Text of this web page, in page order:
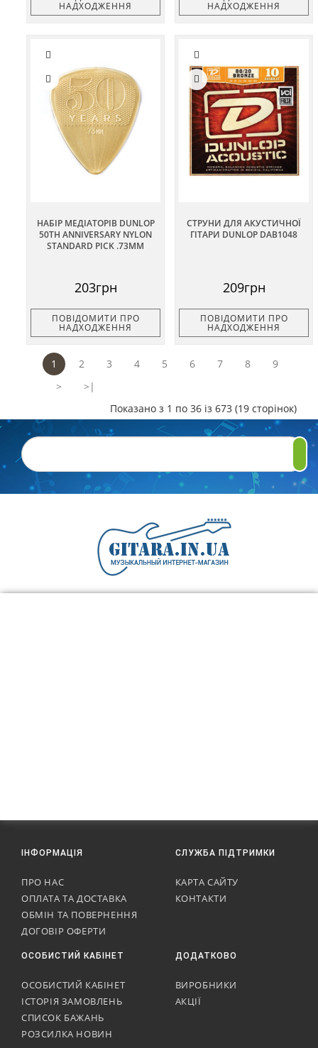
НАДХОДЖЕННЯ НАДХОДЖЕННЯ
НАБІР МЕДІАТОРІВ DUNLOP
50TH ANNIVERSARY NYLON
STANDARD PICK .73MM
203грн
ПОВІДОМИТИ ПРО
НАДХОДЖЕННЯ
СТРУНИ ДЛЯ АКУСТИЧНОЇ
ГІТАРИ DUNLOP DAB1048
209грн
ПОВІДОМИТИ ПРО
НАДХОДЖЕННЯ
1 2 3 4 5 6 7 8
9
>
>|
Показано з 1 по 36 із 673 (19 сторінок)
ІНФОРМАЦІЯ
ПРО НАС
ОПЛАТА ТА ДОСТАВКА
ОБМІН ТА ПОВЕРНЕННЯ
ДОГОВІР ОФЕРТИ
СЛУЖБА ПІДТРИМКИ
КАРТА САЙТУ
КОНТАКТИ
ОСОБИСТИЙ КАБІНЕТ
ОСОБИСТИЙ КАБІНЕТ
ІСТОРІЯ ЗАМОВЛЕНЬ
СПИСОК БАЖАНЬ
РОЗСИЛКА НОВИН
ДОДАТКОВО
ВИРОБНИКИ
АКЦІЇ